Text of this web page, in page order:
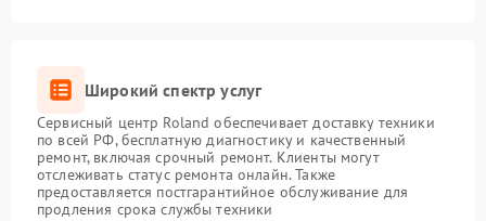
Широкий спектр услуг
Сервисный центр Roland обеспечивает доставку техники
по всей РФ, бесплатную диагностику и качественный
ремонт, включая срочный ремонт. Клиенты могут
отслеживать статус ремонта онлайн. Также
предоставляется постгарантийное обслуживание для
продления срока службы техники